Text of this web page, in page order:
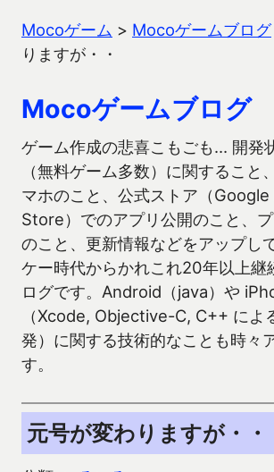
Mocoゲーム > Mocoゲームブログ
りますが・・
Mocoゲームブログ
ゲーム作成の悲喜こもごも… 開発
（無料ゲーム多数）に関すること
マホのこと、公式ストア（
Store）でのアプリ公開のこと、
のこと、更新情報などをアップし
ケー時代からかれこれ20年以上継
ログです。Android（java）や
（Xcode, Objective-C, C++ によ
発）に関する技術的なことも時々
す。
元号が変わりますが・・